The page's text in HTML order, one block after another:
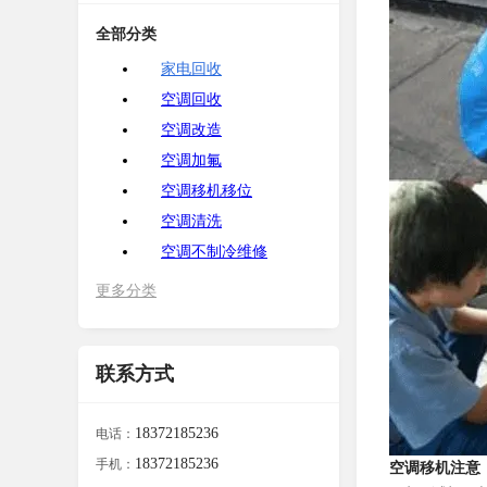
全部分类
家电回收
空调回收
空调改造
空调加氟
空调移机移位
空调清洗
空调不制冷维修
更多分类
联系方式
电话： 18372185236
手机： 18372185236
空调移机注意